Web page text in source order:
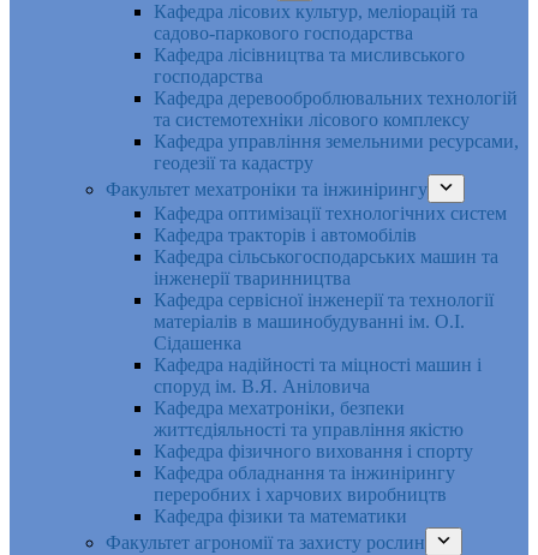
Кафедра лісових культур, меліорацій та
садово-паркового господарства
Кафедра лісівництва та мисливського
господарства
Кафедра деревооброблювальних технологій
та системотехніки лісового комплексу
Кафедра управління земельними ресурсами,
геодезії та кадастру
Факультет мехатроніки та інжинірингу
Кафедра оптимізації технологічних систем
Кафедра тракторів і автомобілів
Кафедра сільськогосподарських машин та
інженерії тваринництва
Кафедра cервісної інженерії та технології
матеріалів в машинобудуванні ім. О.І.
Сідашенка
Кафедра надійності та міцності машин і
споруд ім. В.Я. Аніловича
Кафедра мехатроніки, безпеки
життєдіяльності та управління якістю
Кафедра фізичного виховання і спорту
Кафедра обладнання та інжинірингу
переробних і харчових виробництв
Кафедра фізики та математики
Факультет агрономії та захисту рослин